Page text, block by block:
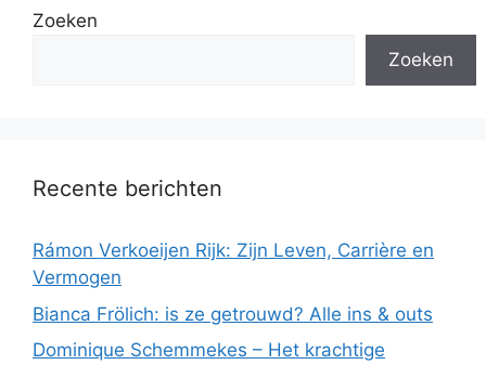
Zoeken
Zoeken
Recente berichten
Rámon Verkoeijen Rijk: Zijn Leven, Carrière en
Vermogen
Bianca Frölich: is ze getrouwd? Alle ins & outs
Dominique Schemmekes – Het krachtige